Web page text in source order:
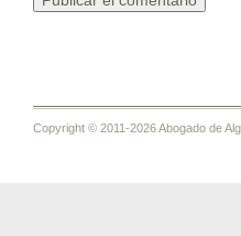
Copyright © 2011-2026 Abogado de